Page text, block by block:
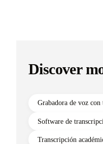
Discover
Grabadora de voz
Software de
Transcripción